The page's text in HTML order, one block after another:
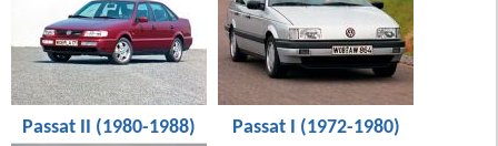
Passat II (1980-1988) Passat I (1972-1980)